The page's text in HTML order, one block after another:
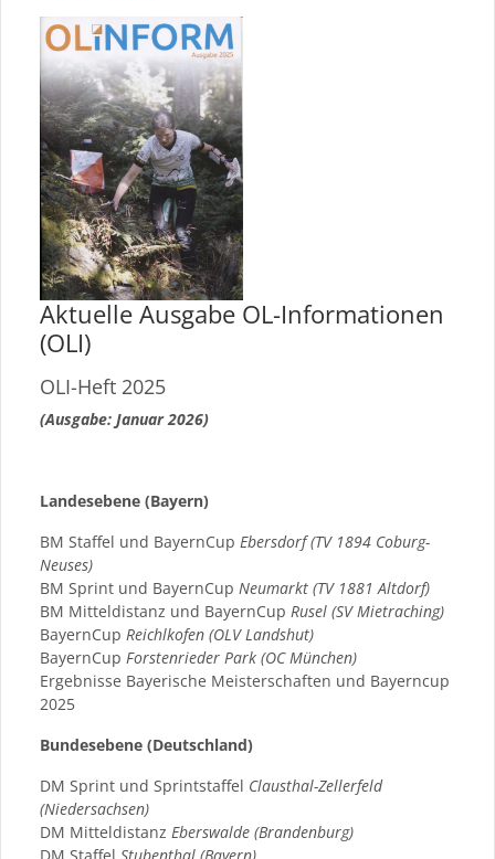
contenthere:
Aktuelle Ausgabe OL-Informationen
(OLI)
OLI-Heft 2025
(Ausgabe: Januar 2026)
Landesebene (Bayern)
BM Staffel und BayernCup Ebersdorf (TV 1894 Coburg-
Neuses)
BM Sprint und BayernCup Neumarkt (TV 1881 Altdorf)
BM Mitteldistanz und BayernCup Rusel (SV Mietraching)
BayernCup Reichlkofen (OLV Landshut)
BayernCup Forstenrieder Park (OC München)
Ergebnisse Bayerische Meisterschaften und Bayerncup
2025
Bundesebene (Deutschland)
DM Sprint und Sprintstaffel Clausthal-Zellerfeld
(Niedersachsen)
DM Mitteldistanz Eberswalde (Brandenburg)